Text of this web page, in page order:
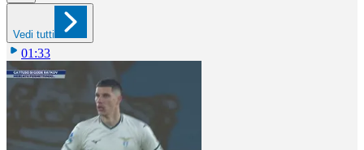
Vedi tutti
01:33